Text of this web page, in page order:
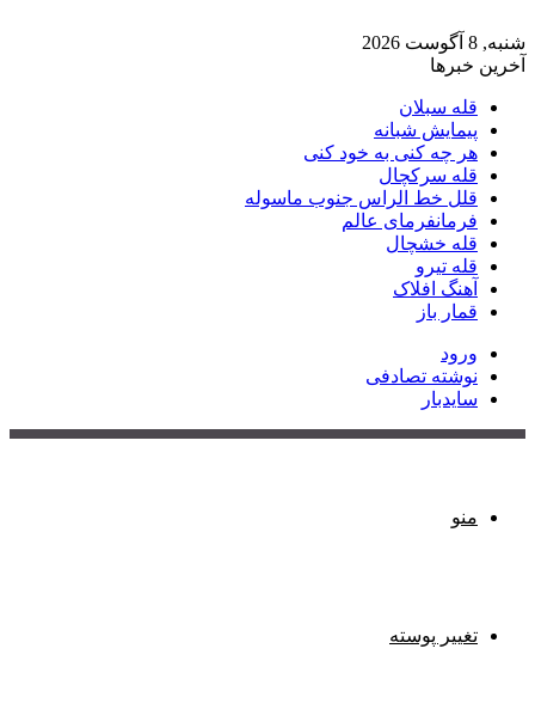
شنبه, 8 آگوست 2026
آخرین خبرها
قله سبلان
پیمایش شبانه
هر چه کنی به خود کنی
قله سرکچال
قلل خط الراس جنوب ماسوله
فرمانفرمای عالم
قله خشچال
قله تیرو
آهنگ افلاک
قمار باز
ورود
نوشته تصادفی
سایدبار
منو
تغییر پوسته